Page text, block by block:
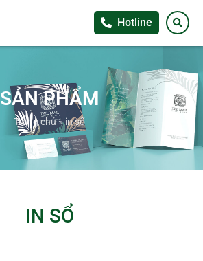
Hotline
SẢN PHẨM
Trang chủ»in sổ
IN SỔ